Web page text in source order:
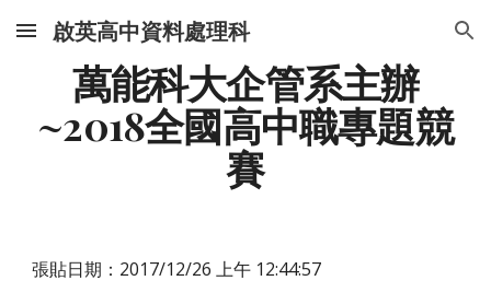
Skip to main content Skip to navigation
啟英高中資料處理科
萬能科大企管系主辦
~2018全國高中職專題競
賽
張貼日期：2017/12/26 上午 12:44:57